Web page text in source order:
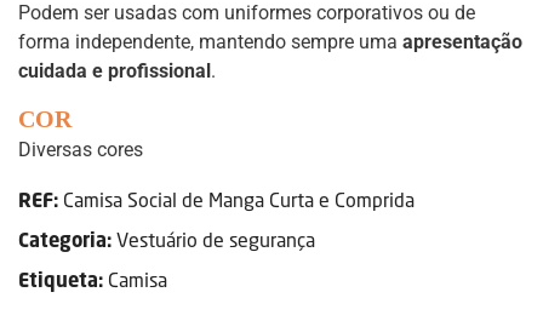
Podem ser usadas com uniformes corporativos ou de
forma independente, mantendo sempre uma apresentação
cuidada e profissional.
COR
Diversas cores
REF: Camisa Social de Manga Curta e Comprida
Categoria: Vestuário de segurança
Etiqueta: Camisa